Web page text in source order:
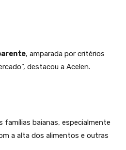
, amparada por critérios
destacou a Acelen.
famílias baianas, especialmente
a alta dos alimentos e outras